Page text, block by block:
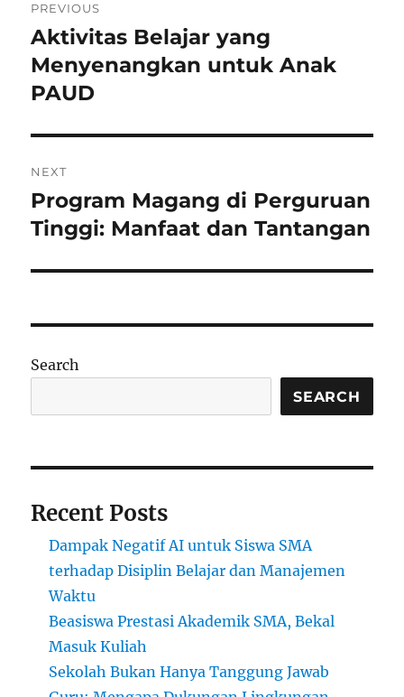
navigation
PREVIOUS
Previous
post:
Aktivitas Belajar yang
Menyenangkan untuk Anak
PAUD
NEXT
Next
post:
Program Magang di Perguruan
Tinggi: Manfaat dan Tantangan
Search
SEARCH
Recent Posts
Dampak Negatif AI untuk Siswa SMA
terhadap Disiplin Belajar dan Manajemen
Waktu
Beasiswa Prestasi Akademik SMA, Bekal
Masuk Kuliah
Sekolah Bukan Hanya Tanggung Jawab